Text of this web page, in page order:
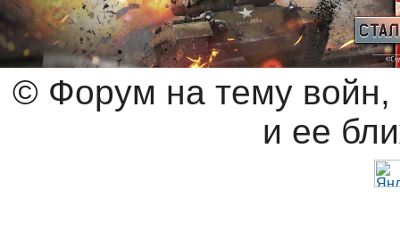
© Форум на тему войн,
и ее